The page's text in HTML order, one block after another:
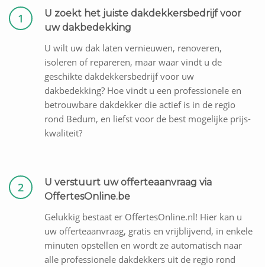
1
U zoekt het juiste dakdekkersbedrijf voor
uw dakbedekking
U wilt uw dak laten vernieuwen, renoveren,
isoleren of repareren, maar waar vindt u de
geschikte dakdekkersbedrijf voor uw
dakbedekking? Hoe vindt u een professionele en
betrouwbare dakdekker die actief is in de regio
rond Bedum, en liefst voor de best mogelijke prijs-
kwaliteit?
2
U verstuurt uw offerteaanvraag via
OffertesOnline.be
Gelukkig bestaat er OffertesOnline.nl! Hier kan u
uw offerteaanvraag, gratis en vrijblijvend, in enkele
minuten opstellen en wordt ze automatisch naar
alle professionele dakdekkers uit de regio rond